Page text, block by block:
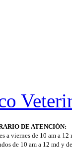
DE ATENCIÓN:
a viernes de 10 am a 12
de 10 am a 12 md y